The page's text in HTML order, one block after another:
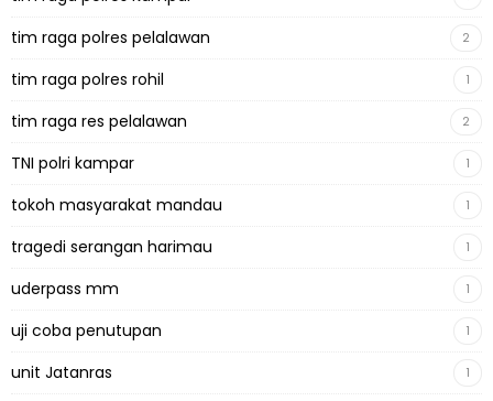
tim raga polres pelalawan 2
tim raga polres rohil 1
tim raga res pelalawan 2
TNI polri kampar 1
tokoh masyarakat mandau 1
tragedi serangan harimau 1
uderpass mm 1
uji coba penutupan 1
unit Jatanras 1